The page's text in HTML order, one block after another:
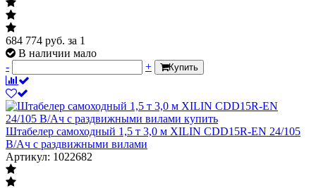
684 774 руб. за 1
В наличии мало
-
+ Купить
Штабелер самоходный 1,5 т 3,0 м XILIN CDD15R-EN 24/105
В/Ач с раздвижными вилами
Артикул: 1022682